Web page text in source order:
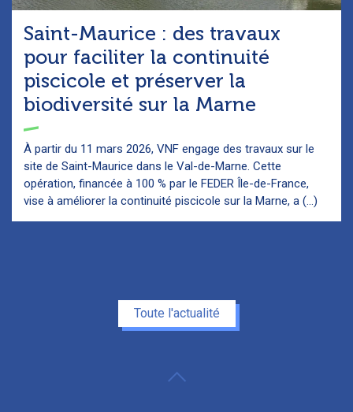
Saint-Maurice : des travaux
pour faciliter la continuité
piscicole et préserver la
biodiversité sur la Marne
À partir du 11 mars 2026, VNF engage des travaux sur le
site de Saint-Maurice dans le Val-de-Marne. Cette
opération, financée à 100 % par le FEDER Île-de-France,
vise à améliorer la continuité piscicole sur la Marne, a (...)
Toute l'actualité